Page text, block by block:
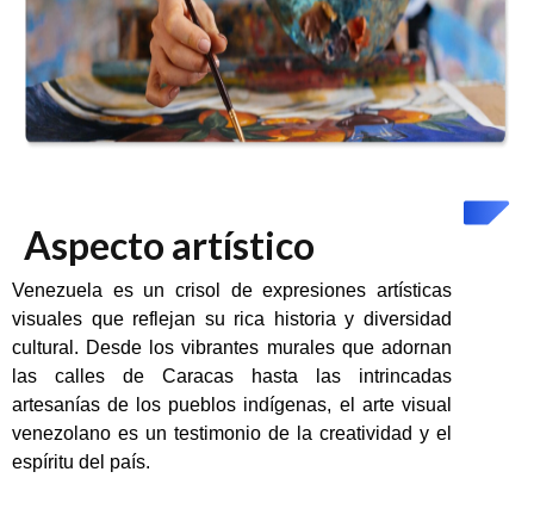
Aspecto artístico
Venezuela es un crisol de expresiones artísticas
visuales que reflejan su rica historia y diversidad
cultural. Desde los vibrantes murales que adornan
las calles de Caracas hasta las intrincadas
artesanías de los pueblos indígenas, el arte visual
venezolano es un testimonio de la creatividad y el
espíritu del país.